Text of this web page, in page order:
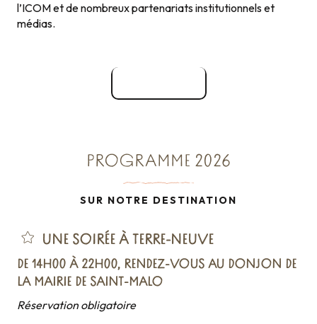
l’ICOM et de nombreux partenariats institutionnels et
médias.
PROGRAMME 2026
SUR NOTRE DESTINATION
UNE SOIRÉE À TERRE-NEUVE
DE 14H00 À 22H00, RENDEZ-VOUS AU DONJON DE
LA MAIRIE DE SAINT-MALO
Réservation obligatoire